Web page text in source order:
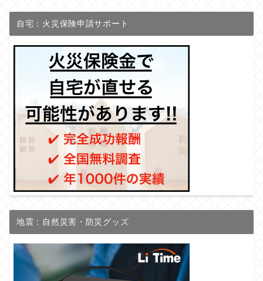
自宅：火災保険申請サポート
地震：自然災害・防災グッズ